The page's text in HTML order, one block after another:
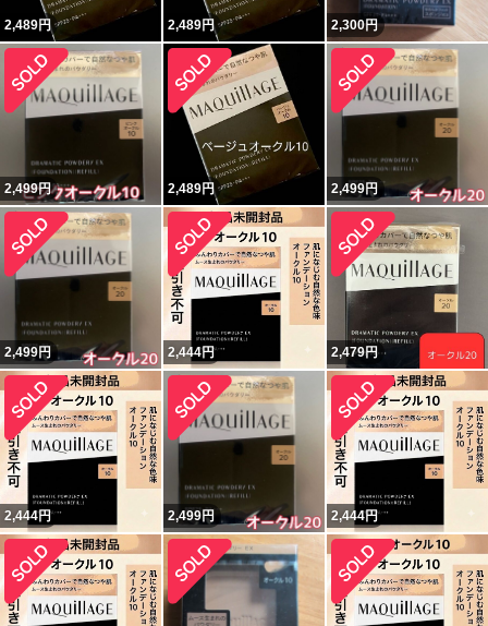
2,489円 2,489円 2,300円
2,499円 2,489円 2,499円
2,499円 2,444円 2,479円
2,444円 2,499円 2,444円